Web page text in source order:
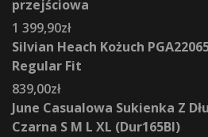
przejściowa
1 399,90zł
Silvian Heach Kożuch
Regular Fit
839,00zł
June Casualowa Sukienka Z
Czarna S M L XL (Dur165Bl)